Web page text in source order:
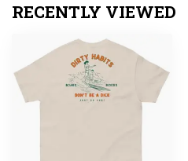
RECENTLY VIEWED